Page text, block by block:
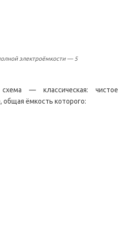
электроёмкости — 5
— классическая: чистое
ёмкость которого: